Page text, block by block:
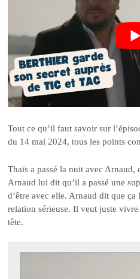
Tout ce qu’il faut savoir sur
du 14 mai 2024, tous les points
Thaïs a passé la nuit avec
Arnaud lui dit qu’il a passé une
d’être avec elle. Arnaud dit que
relation sérieuse. Il veut juste vivre
tête.